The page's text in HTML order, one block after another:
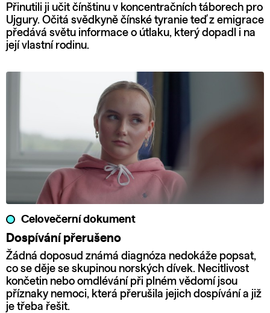
Přinutili ji učit čínštinu v koncentračních táborech pro
Ujgury. Očitá svědkyně čínské tyranie teď z emigrace
předává světu informace o útlaku, který dopadl i na
její vlastní rodinu.
Celovečerní dokument
Dospívání přerušeno
Žádná doposud známá diagnóza nedokáže popsat,
co se děje se skupinou norských dívek. Necitlivost
končetin nebo omdlévání při plném vědomí jsou
příznaky nemoci, která přerušila jejich dospívání a již
je třeba řešit.